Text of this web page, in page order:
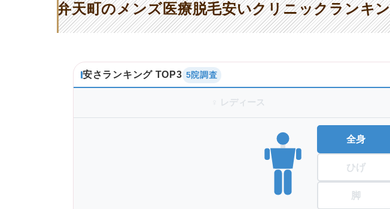
弁天町のメンズ医療脱毛安いクリニックランキ
安さランキング TOP3 5院調査
♀ レディース
全身
ひげ
脚